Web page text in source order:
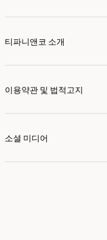
티파니앤코 소개
이용약관 및 법적고지
소셜 미디어